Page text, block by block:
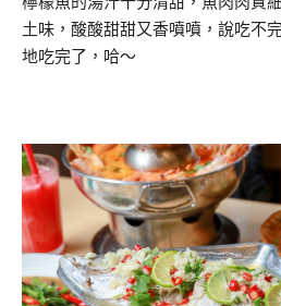
土味，酸酸甜甜又香噴噴，說吃不
地吃完了，哈～